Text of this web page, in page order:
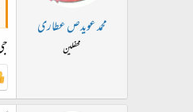
محمد عویدص عطاری
محفلین